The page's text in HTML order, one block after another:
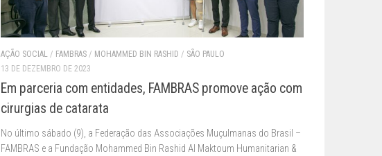
AÇÃO SOCIAL / FAMBRAS / MOHAMMED BIN RASHID / SÃO PAULO
13 DE DEZEMBRO DE 2023
Em parceria com entidades, FAMBRAS promove ação com
cirurgias de catarata
No último sábado (9), a Federação das Associações Muçulmanas do Brasil –
FAMBRAS e a Fundação Mohammed Bin Rashid Al Maktoum Humanitarian &